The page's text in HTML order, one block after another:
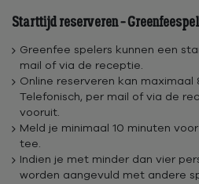
Starttijd reserveren -
Greenfee spelers kunnen een
mail of via de receptie.
Online reserveren kan
Telefonisch, per mail of via de
vooruit.
Meld je minimaal 10 minuten
tee.
Indien je met minder dan vier
worden aangevuld met andere